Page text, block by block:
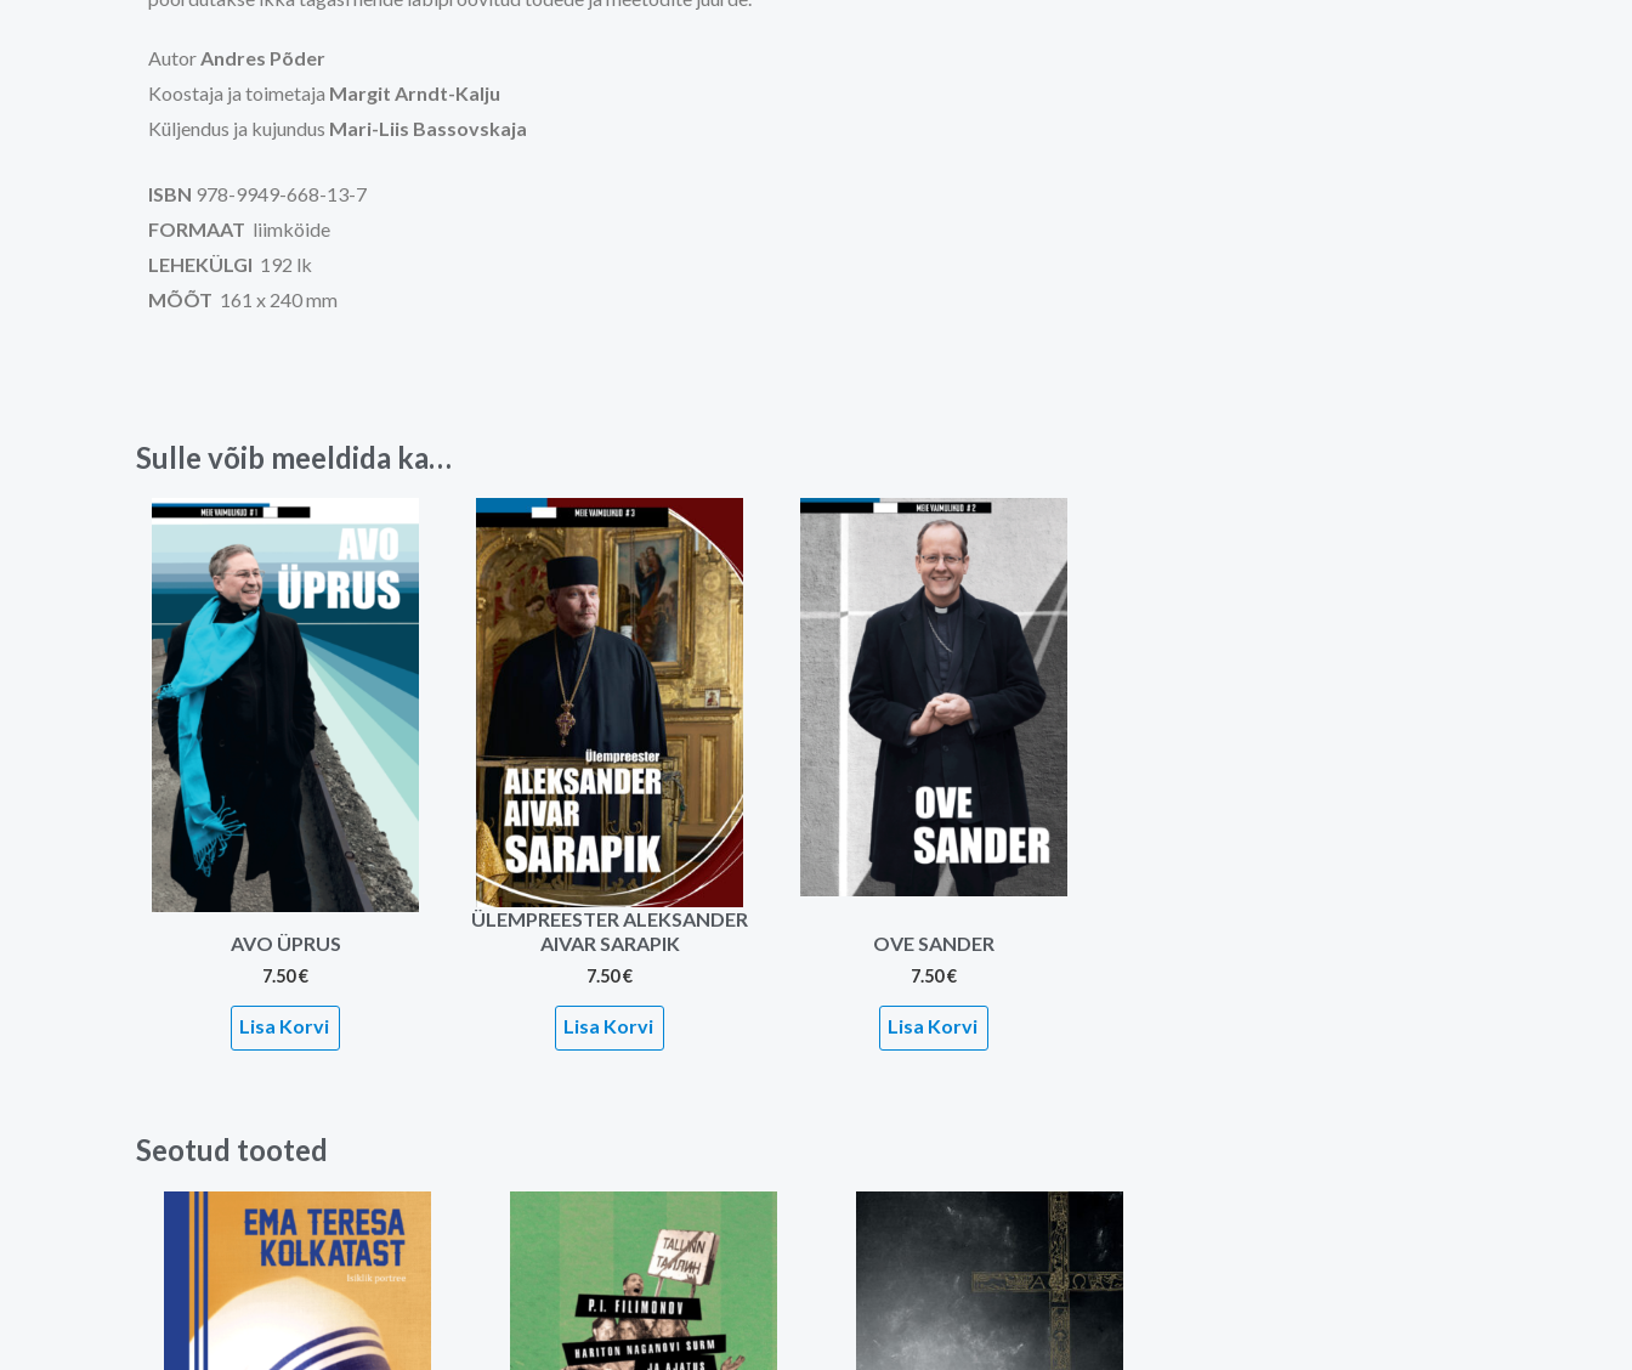
Autor Andres Põder
Koostaja ja toimetaja Margit Arndt-Kalju
Küljendus ja kujundus Mari-Liis Bassovskaja
ISBN 978-9949-668-13-7
FORMAAT liimköide
LEHEKÜLGI 192 lk
MÕÕT 161 x 240 mm
Sulle võib meeldida ka…
AVO ÜPRUS
7.50€
Lisa Korvi
ÜLEMPREESTER ALEKSANDER
AIVAR SARAPIK
7.50€
Lisa Korvi
OVE SANDER
7.50€
Lisa Korvi
Seotud tooted